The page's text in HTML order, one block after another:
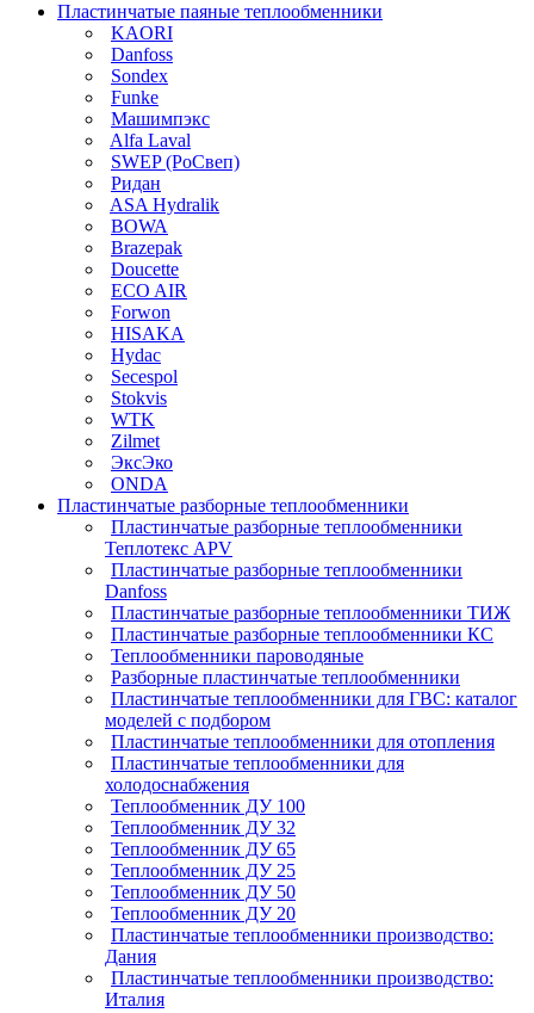
Пластинчатые паяные теплообменники
KAORI
Danfoss
Sondex
Funke
Машимпэкс
Alfa Laval
SWEP (РоСвеп)
Ридан
ASA Hydralik
BOWA
Brazepak
Doucette
ECO AIR
Forwon
HISAKA
Hydac
Secespol
Stokvis
WTK
Zilmet
ЭксЭко
ONDA
Пластинчатые разборные теплообменники
Пластинчатые разборные теплообменники
Теплотекс APV
Пластинчатые разборные теплообменники
Danfoss
Пластинчатые разборные теплообменники ТИЖ
Пластинчатые разборные теплообменники КC
Теплообменники пароводяные
Разборные пластинчатые теплообменники
Пластинчатые теплообменники для ГВС: каталог
моделей с подбором
Пластинчатые теплообменники для отопления
Пластинчатые теплообменники для
холодоснабжения
Теплообменник ДУ 100
Теплообменник ДУ 32
Теплообменник ДУ 65
Теплообменник ДУ 25
Теплообменник ДУ 50
Теплообменник ДУ 20
Пластинчатые теплообменники производство:
Дания
Пластинчатые теплообменники производство:
Италия